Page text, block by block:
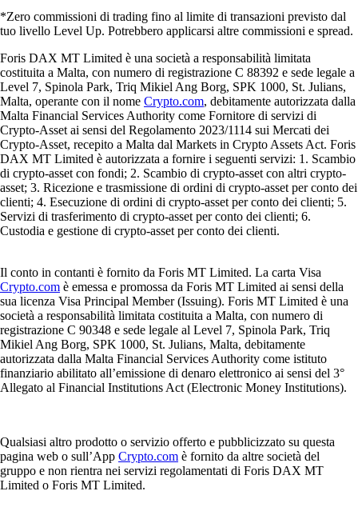
*Zero commissioni di trading fino al limite di transazioni previsto dal
tuo livello Level Up. Potrebbero applicarsi altre commissioni e spread.
Foris DAX MT Limited è una società a responsabilità limitata
costituita a Malta, con numero di registrazione C 88392 e sede legale a
Level 7, Spinola Park, Triq Mikiel Ang Borg, SPK 1000, St. Julians,
Malta, operante con il nome Crypto.com, debitamente autorizzata dalla
Malta Financial Services Authority come Fornitore di servizi di
Crypto-Asset ai sensi del Regolamento 2023/1114 sui Mercati dei
Crypto-Asset, recepito a Malta dal Markets in Crypto Assets Act. Foris
DAX MT Limited è autorizzata a fornire i seguenti servizi: 1. Scambio
di crypto-asset con fondi; 2. Scambio di crypto-asset con altri crypto-
asset; 3. Ricezione e trasmissione di ordini di crypto-asset per conto dei
clienti; 4. Esecuzione di ordini di crypto-asset per conto dei clienti; 5.
Servizi di trasferimento di crypto-asset per conto dei clienti; 6.
Custodia e gestione di crypto-asset per conto dei clienti.
Il conto in contanti è fornito da Foris MT Limited. La carta Visa
Crypto.com è emessa e promossa da Foris MT Limited ai sensi della
sua licenza Visa Principal Member (Issuing). Foris MT Limited è una
società a responsabilità limitata costituita a Malta, con numero di
registrazione C 90348 e sede legale al Level 7, Spinola Park, Triq
Mikiel Ang Borg, SPK 1000, St. Julians, Malta, debitamente
autorizzata dalla Malta Financial Services Authority come istituto
finanziario abilitato all’emissione di denaro elettronico ai sensi del 3°
Allegato al Financial Institutions Act (Electronic Money Institutions).
Qualsiasi altro prodotto o servizio offerto e pubblicizzato su questa
pagina web o sull’App Crypto.com è fornito da altre società del
gruppo e non rientra nei servizi regolamentati di Foris DAX MT
Limited o Foris MT Limited.